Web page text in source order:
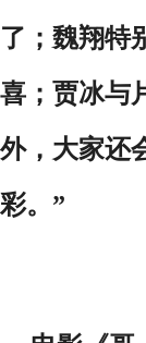
了 ； 魏翔特
喜 ； 贾冰与
外，大家还
彩。 ”